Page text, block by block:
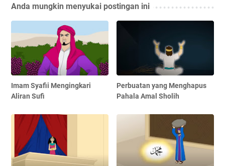
Anda mungkin menyukai postingan ini
Imam Syafii Mengingkari
Aliran Sufi
Perbuatan yang Menghapus
Pahala Amal Sholih